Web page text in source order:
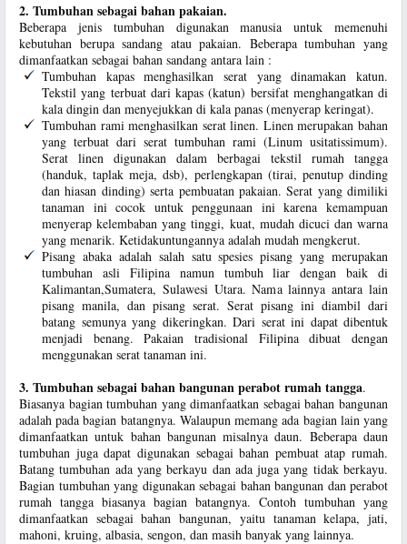
2. Tumbuhan sebagai bahan pakaian.
Beberapa jenis tumbuhan digunakan manusia untuk memenuhi
kebutuhan berupa sandang atau pakaian. Beberapa tumbuhan yang
dimanfaatkan sebagai bahan sandang antara lain :
Tumbuhan kapas menghasilkan serat yang dinamakan katun.
Tekstil yang terbuat dari kapas (katun) bersifat menghangatkan di
kala dingin dan menyejukkan di kala panas (menyerap keringat).
Tumbuhan rami menghasilkan serat linen. Linen merupakan bahan
yang terbuat dari serat tumbuhan rami (Linum usitatissimum).
Serat linen digunakan dalam berbagai tekstil rumah tangga
(handuk, taplak meja, dsb), perlengkapan (tirai, penutup dinding
dan hiasan dinding) serta pembuatan pakaian. Serat yang dimiliki
tanaman ini cocok untuk penggunaan ini karena kemampuan
menyerap kelembaban yang tinggi, kuat, mudah dicuci dan warna
yang menarik. Ketidakuntungannya adalah mudah mengkerut.
Pisang abaka adalah salah satu spesies pisang yang merupakan
tumbuhan asli Filipina namun tumbuh liar dengan baik di
Kalimantan,Sumatera, Sulawesi Utara. Nama lainnya antara lain
pisang manila, dan pisang serat. Serat pisang ini diambil dari
batang semunya yang dikeringkan. Dari serat ini dapat dibentuk
menjadi benang. Pakaian tradisional Filipina dibuat dengan
menggunakan serat tanaman ini.
3. Tumbuhan sebagai bahan bangunan perabot rumah tangga.
Biasanya bagian tumbuhan yang dimanfaatkan sebagai bahan bangunan
adalah pada bagian batangnya. Walaupun memang ada bagian lain yang
dimanfaatkan untuk bahan bangunan misalnya daun. Beberapa daun
tumbuhan juga dapat digunakan sebagai bahan pembuat atap rumah.
Batang tumbuhan ada yang berkayu dan ada juga yang tidak berkayu.
Bagian tumbuhan yang digunakan sebagai bahan bangunan dan perabot
rumah tangga biasanya bagian batangnya. Contoh tumbuhan yang
dimanfaatkan sebagai bahan bangunan, yaitu tanaman kelapa, jati,
mahoni, kruing, albasia, sengon, dan masih banyak yang lainnya.